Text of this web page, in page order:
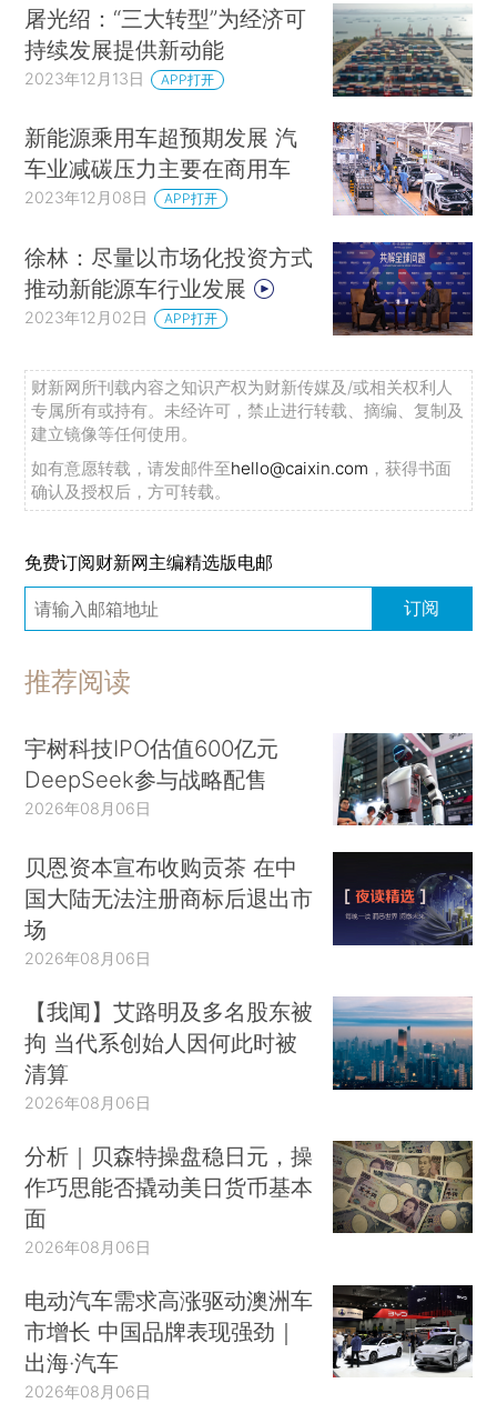
屠光绍：“三大转型”为经济可
持续发展提供新动能
2023年12月13日 APP打开
新能源乘用车超预期发展 汽
车业减碳压力主要在商用车
2023年12月08日 APP打开
徐林：尽量以市场化投资方式
推动新能源车行业发展
2023年12月02日 APP打开
财新网所刊载内容之知识产权为财新传媒及/或相关权利人
专属所有或持有。未经许可，禁止进行转载、摘编、复制及
建立镜像等任何使用。
如有意愿转载，请发邮件至hello@caixin.com ，获得书面
确认及授权后，方可转载。
免费订阅财新网主编精选版电邮
订阅
推荐阅读
宇树科技IPO估值600亿元
DeepSeek参与战略配售
2026年08月06日
贝恩资本宣布收购贡茶 在中
国大陆无法注册商标后退出市
场
2026年08月06日
【我闻】艾路明及多名股东被
拘 当代系创始人因何此时被
清算
2026年08月06日
分析｜贝森特操盘稳日元，操
作巧思能否撬动美日货币基本
面
2026年08月06日
电动汽车需求高涨驱动澳洲车
市增长 中国品牌表现强劲｜
出海·汽车
2026年08月06日